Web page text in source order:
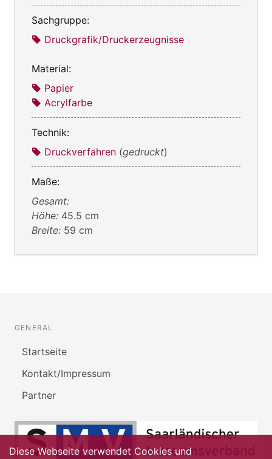
Sachgruppe:
Druckgrafik/Druckerzeugnisse
Material:
Papier
Acrylfarbe
Technik:
Druckverfahren (gedruckt)
Maße:
Gesamt:
Höhe: 45.5 cm
Breite: 59 cm
GENERAL
Startseite
Kontakt/Impressum
Partner
Diese Webseite verwendet Cookies und